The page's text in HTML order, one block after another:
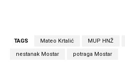
TAGS Mateo Krtalić MUP HNŽ
nestanak Mostar potraga Mostar